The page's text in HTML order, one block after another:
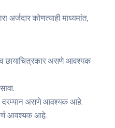
अर्जदार कोणत्याही माध्यमांत,
व छायाचित्रकार असणे आवश्यक
दरम्यान असणे आवश्यक आहे.
आवश्यक आहे.